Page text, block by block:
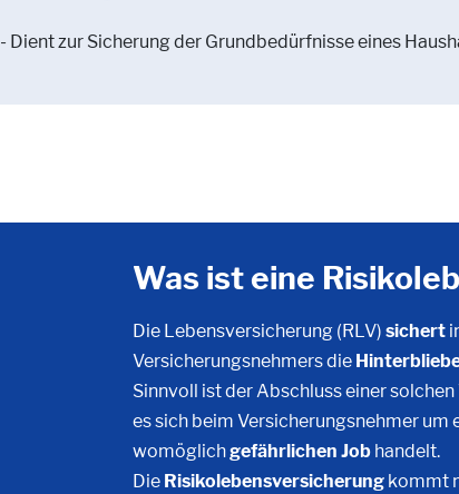
- Dient zur Sicherung der Grundbedürfnisse eines
Was ist eine
Die Lebensversicherung (RLV)sichert
Versicherungsnehmers die
Sinnvoll ist der Abschluss einer
es sich beim Versicherungsnehmer um
womöglichgefährlichen Job handelt.
Die Risikolebensversicherung kommt